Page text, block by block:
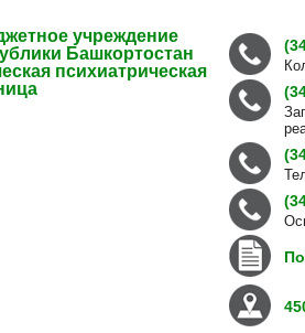
учреждение
Башкортостан
психиатрическая